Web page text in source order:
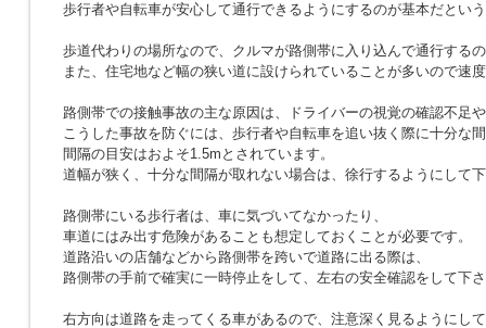
歩行者や自転車が安心して通行できるようにするのが基本だとい
歩道代わりの場所なので、クルマが路側帯に入り込んで通行する
また、住宅地など幅の狭い道に設けられていることが多いので速
路側帯での接触事故の主な原因は、ドライバーの視覚の確認不足
こうした事故を防ぐには、歩行者や自転車を追い抜く際に十分な
間隔の目安はおよそ1.5mとされています。
道幅が狭く、十分な間隔が取れない場合は、徐行するようにして
路側帯にいる歩行者は、車に気づいてなかったり、
車道にはみ出す危険があることも想定しておくことが必要です。
道路沿いの店舗などから路側帯を跨いで道路に出る際は、
路側帯の手前で確実に一時停止をして、左右の安全確認をして下
右方向は道路を走ってくる車があるので、注意深く見るようにし